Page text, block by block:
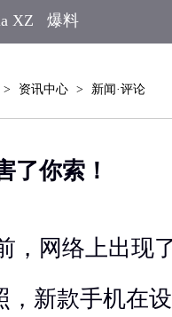
XZ 爆料
> 资讯中心 > 新闻·评论
了你索！
，网络上出现
，新款手机在